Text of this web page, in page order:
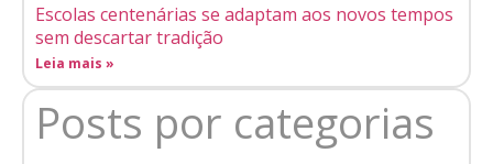
Escolas centenárias se adaptam aos novos tempos
sem descartar tradição
Leia mais »
Posts por categorias